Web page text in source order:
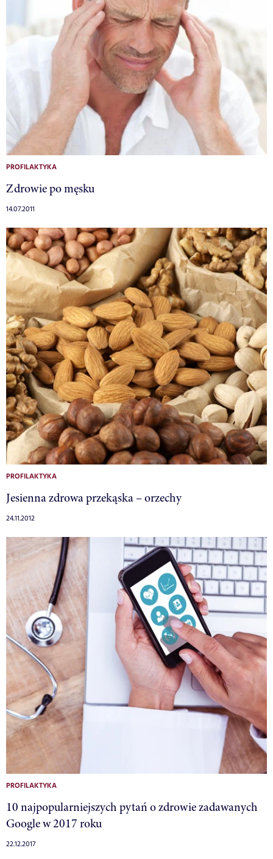
PROFILAKTYKA
Zdrowie po męsku
14.07.2011
PROFILAKTYKA
Jesienna zdrowa przekąska – orzechy
24.11.2012
PROFILAKTYKA
10 najpopularniejszych pytań o zdrowie zadawanych
Google w 2017 roku
22.12.2017